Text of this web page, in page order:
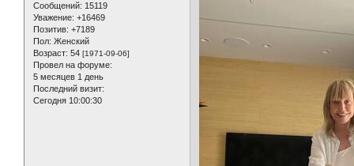
Сообщений: 15119
Уважение: +16469
Позитив: +7189
Пол: Женский
Возраст: 54 [1971-09-06]
Провел на форуме:
5 месяцев 1 день
Последний визит:
Сегодня 10:00:30